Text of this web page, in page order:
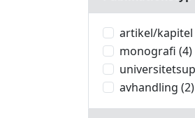
artikel/kapitel
monografi (4)
avhandling (2)